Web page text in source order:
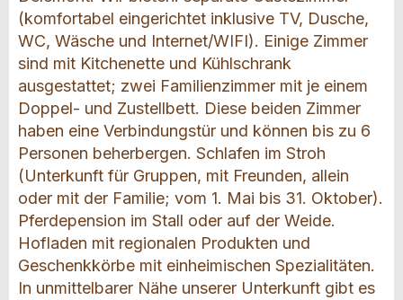
(komfortabel eingerichtet inklusive TV, Dusche,
WC, Wäsche und Internet/WIFI). Einige Zimmer
sind mit Kitchenette und Kühlschrank
ausgestattet; zwei Familienzimmer mit je einem
Doppel- und Zustellbett. Diese beiden Zimmer
haben eine Verbindungstür und können bis zu 6
Personen beherbergen. Schlafen im Stroh
(Unterkunft für Gruppen, mit Freunden, allein
oder mit der Familie; vom 1. Mai bis 31. Oktober).
Pferdepension im Stall oder auf der Weide.
Hofladen mit regionalen Produkten und
Geschenkkörbe mit einheimischen Spezialitäten.
In unmittelbarer Nähe unserer Unterkunft gibt es